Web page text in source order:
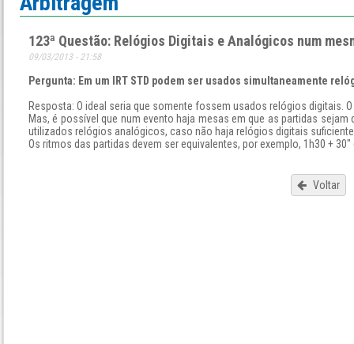
123ª Questão: Relógios Digitais e Analógicos num
09/03/2013 - 21:58
Pergunta: Em um IRT STD podem ser usados simultaneamente
Resposta: O ideal seria que somente fossem usados relógios digitais.
Mas, é possível que num evento haja mesas em que as partidas
utilizados relógios analógicos, caso não haja relógios digitais
Os ritmos das partidas devem ser equivalentes, por exemplo, 1h30 +
Voltar